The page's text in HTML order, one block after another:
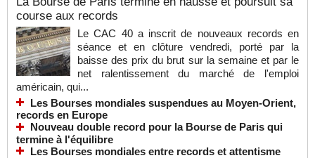
course aux records
Le CAC 40 a inscrit de nouveaux records en
séance et en clôture vendredi, porté par la
baisse des prix du brut sur la semaine et par le
net ralentissement du marché de l'emploi
américain, qui...
Les Bourses mondiales suspendues au Moyen-Orient,
records en Europe
Nouveau double record pour la Bourse de Paris qui
termine à l'équilibre
Les Bourses mondiales entre records et attentisme